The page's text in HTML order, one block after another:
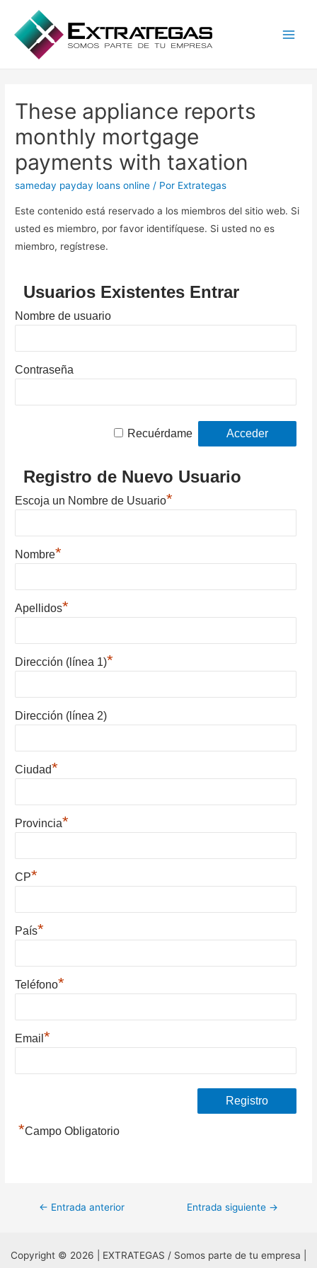
These appliance reports
monthly mortgage
payments with taxation
sameday payday loans online / Por Extrategas
Este contenido está reservado a los miembros del sitio web. Si
usted es miembro, por favor identifíquese. Si usted no es
miembro, regístrese.
Usuarios Existentes Entrar
Nombre de usuario
Contraseña
Recuérdame
Registro de Nuevo Usuario
Escoja un Nombre de Usuario*
Nombre*
Apellidos*
Dirección (línea 1)*
Dirección (línea 2)
Ciudad*
Provincia*
CP*
País*
Teléfono*
Email*
*Campo Obligatorio
Navegación
entradas
← Entrada anterior Entrada siguiente →
Copyright © 2026 | EXTRATEGAS / Somos parte de tu empresa |